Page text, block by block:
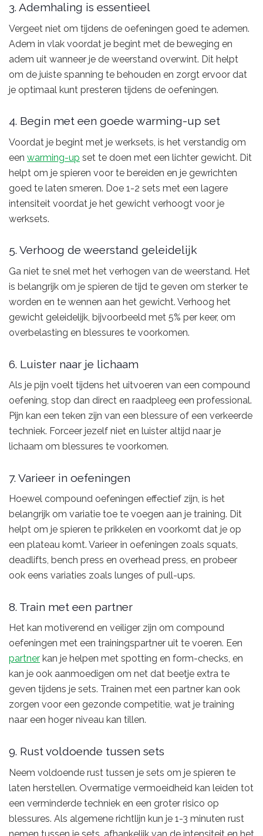
3. Ademhaling is essentieel
Vergeet niet om tijdens de oefeningen goed te ademen.
Adem in vlak voordat je begint met de beweging en
adem uit wanneer je de weerstand overwint. Dit helpt
om de juiste spanning te behouden en zorgt ervoor dat
je optimaal kunt presteren tijdens de oefeningen.
4. Begin met een goede warming-up set
Voordat je begint met je werksets, is het verstandig om
een warming-up set te doen met een lichter gewicht. Dit
helpt om je spieren voor te bereiden en je gewrichten
goed te laten smeren. Doe 1-2 sets met een lagere
intensiteit voordat je het gewicht verhoogt voor je
werksets.
5. Verhoog de weerstand geleidelijk
Ga niet te snel met het verhogen van de weerstand. Het
is belangrijk om je spieren de tijd te geven om sterker te
worden en te wennen aan het gewicht. Verhoog het
gewicht geleidelijk, bijvoorbeeld met 5% per keer, om
overbelasting en blessures te voorkomen.
6. Luister naar je lichaam
Als je pijn voelt tijdens het uitvoeren van een compound
oefening, stop dan direct en raadpleeg een professional.
Pijn kan een teken zijn van een blessure of een verkeerde
techniek. Forceer jezelf niet en luister altijd naar je
lichaam om blessures te voorkomen.
7. Varieer in oefeningen
Hoewel compound oefeningen effectief zijn, is het
belangrijk om variatie toe te voegen aan je training. Dit
helpt om je spieren te prikkelen en voorkomt dat je op
een plateau komt. Varieer in oefeningen zoals squats,
deadlifts, bench press en overhead press, en probeer
ook eens variaties zoals lunges of pull-ups.
8. Train met een partner
Het kan motiverend en veiliger zijn om compound
oefeningen met een trainingspartner uit te voeren. Een
partner kan je helpen met spotting en form-checks, en
kan je ook aanmoedigen om net dat beetje extra te
geven tijdens je sets. Trainen met een partner kan ook
zorgen voor een gezonde competitie, wat je training
naar een hoger niveau kan tillen.
9. Rust voldoende tussen sets
Neem voldoende rust tussen je sets om je spieren te
laten herstellen. Overmatige vermoeidheid kan leiden tot
een verminderde techniek en een groter risico op
blessures. Als algemene richtlijn kun je 1-3 minuten rust
nemen tussen je sets, afhankelijk van de intensiteit en het